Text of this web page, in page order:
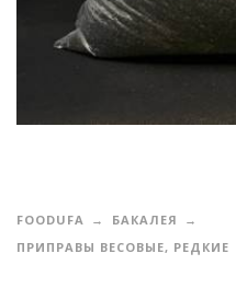
FOODUFA
БАКАЛЕЯ
ПРИПРАВЫ ВЕСОВЫЕ, РЕДКИЕ